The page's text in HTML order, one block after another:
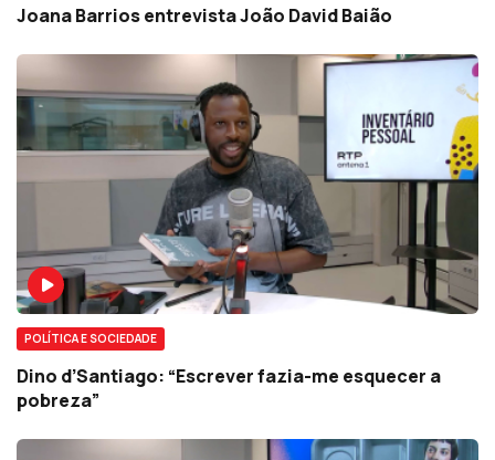
Joana Barrios entrevista João David Baião
POLÍTICA E SOCIEDADE
Dino d’Santiago: “Escrever fazia-me esquecer a
pobreza”